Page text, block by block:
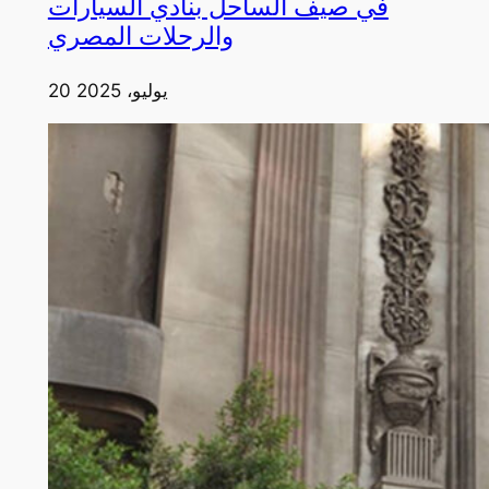
في صيف الساحل بنادي السيارات
والرحلات المصري
20 يوليو، 2025